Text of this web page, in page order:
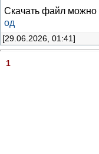
Скачать файл можно
од
[29.06.2026, 01:41]
1